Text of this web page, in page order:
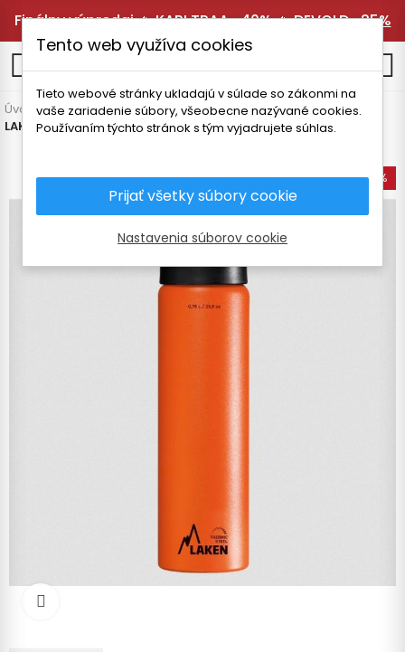
Finálny výpredaj 🔥KARI TRAA -40%🔥DEVOLD -25%
Úvodná stránka Vybavenie Termosky a fľaše
Termosky
LAKEN CLASSIC THERMO NEREZOVÁ FĽAŠA 750 ml
-35%
Tento web využíva cookies
Tieto webové stránky ukladajú v súlade so zákonmi na
vaše zariadenie súbory, všeobecne nazývané cookies.
Používaním týchto stránok s tým vyjadrujete súhlas.
Prijať všetky súbory cookie
Nastavenia súborov cookie